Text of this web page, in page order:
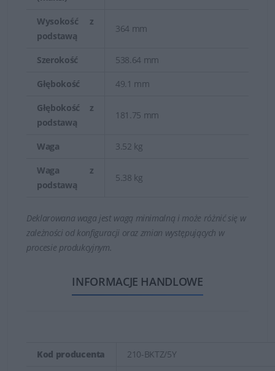
Wysokość z
podstawą
364 mm
Szerokość 538.64 mm
Głębokość 49.1 mm
Głębokość z
podstawą
181.75 mm
Waga 3.52 kg
Waga z
podstawą
5.38 kg
Deklarowana waga jest wagą minimalną i może różnić się w
zależności od konfiguracji oraz zmian występujących w
procesie produkcyjnym.
INFORMACJE HANDLOWE
Kod producenta 210-BKTZ/5Y